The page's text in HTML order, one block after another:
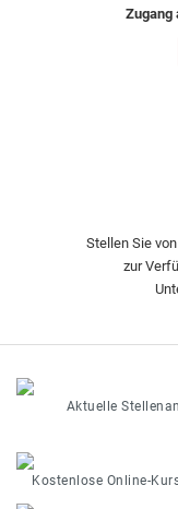
Zugang
Stellen Sie
zur
Aktuelle
Kostenlose Online-